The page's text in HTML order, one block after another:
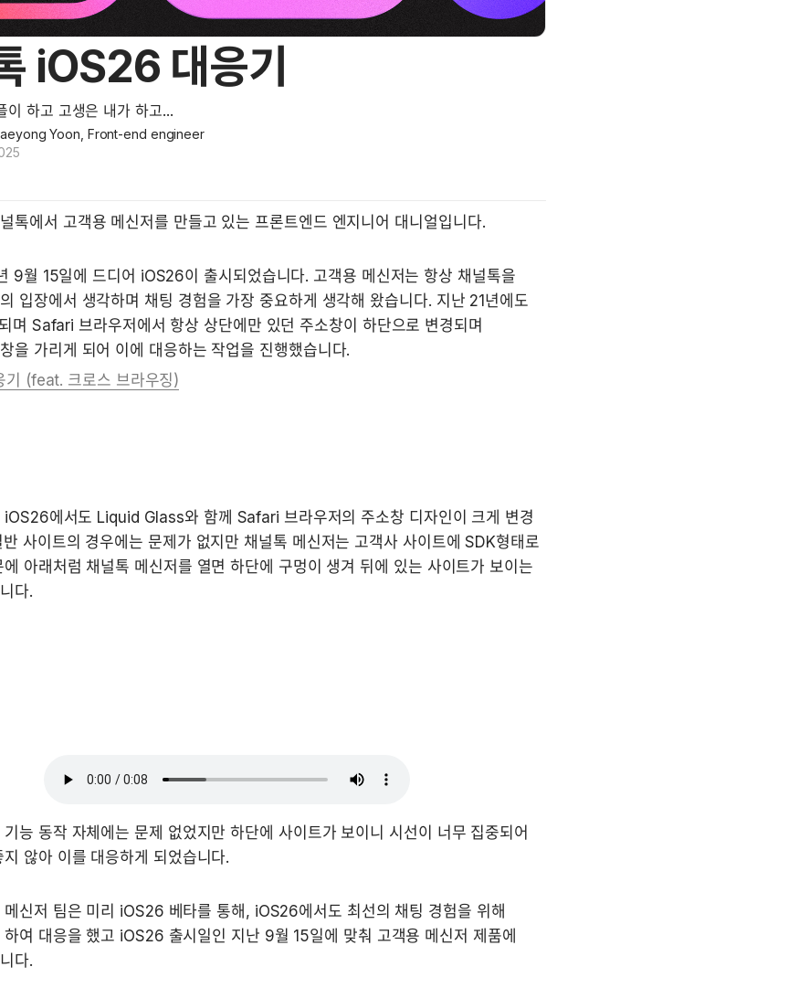
iOS26 대응기
이 하고 고생은 내가 하고...
Yoon, Front-end engineer
톡에서 고객용 메신저를 만들고 있는 프론트엔드 엔지니어 대니얼입니다.
9월 15일에 드디어 iOS26이 출시되었습니다. 고객용 메신저는 항상 채널톡을
입장에서 생각하며 채팅 경험을 가장 중요하게 생각해 왔습니다. 지난 21년에도
며 Safari 브라우저에서 항상 상단에만 있던 주소창이 하단으로 변경되며
을 가리게 되어 이에 대응하는 작업을 진행했습니다.
기 (feat. 크로스 브라우징)
iOS26에서도 Liquid Glass와 함께 Safari 브라우저의 주소창 디자인이 크게 변경
반 사이트의 경우에는 문제가 없지만 채널톡 메신저는 고객사 사이트에 SDK형태로
에 아래처럼 채널톡 메신저를 열면 하단에 구멍이 생겨 뒤에 있는 사이트가 보이는
다.
능 동작 자체에는 문제 없었지만 하단에 사이트가 보이니 시선이 너무 집중되어
않아 이를 대응하게 되었습니다.
메신저 팀은 미리 iOS26 베타를 통해, iOS26에서도 최선의 채팅 경험을 위해
하여 대응을 했고 iOS26 출시일인 지난 9월 15일에 맞춰 고객용 메신저 제품에
다.